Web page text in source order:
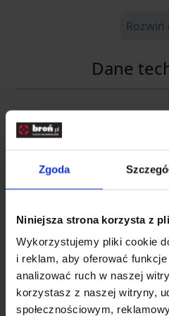
Zgoda
Niniejsza strona korzysta z
Wykorzystujemy pliki cookie
i reklam, aby oferować
analizować ruch w naszej
korzystasz z naszej witryny,
społecznościowym,
Rozwiń
Dane
Kod SKU
Producent
Nazwa
Kraj